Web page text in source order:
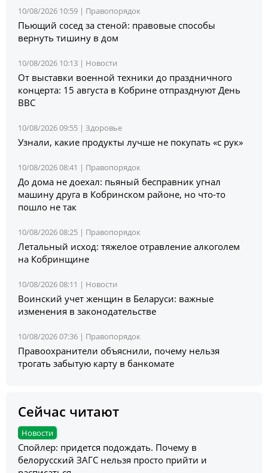
10/08/2026 10:59 | Правопорядок
Пьющий сосед за стеной: правовые способы
вернуть тишину в дом
10/08/2026 10:13 | Новости
От выставки военной техники до праздничного
концерта: 15 августа в Кобрине отпразднуют День
ВВС
10/08/2026 09:55 | Здоровье
Узнали, какие продукты лучше не покупать «с рук»
10/08/2026 08:41 | Правопорядок
До дома не доехал: пьяный бесправник угнал
машину друга в Кобринском районе, но что-то
пошло не так
10/08/2026 08:25 | Правопорядок
Летальный исход: тяжелое отравление алкоголем
на Кобринщине
10/08/2026 08:11 | Новости
Воинский учет женщин в Беларуси: важные
изменения в законодательстве
10/08/2026 07:36 | Правопорядок
Правоохранители объяснили, почему нельзя
трогать забытую карту в банкомате
Сейчас читают
Новости
Спойлер: придется подождать. Почему в
белорусский ЗАГС нельзя просто прийти и